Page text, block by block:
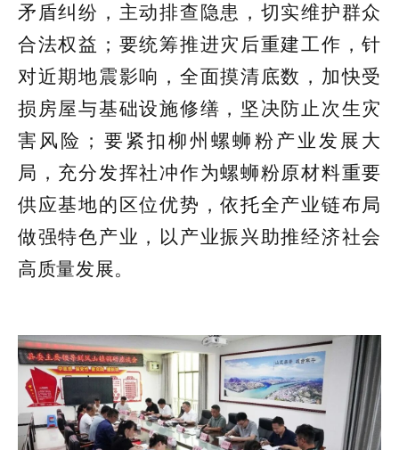
矛盾纠纷，主动排查隐患，切实维护群众
合法权益；要统筹推进灾后重建工作，针
对近期地震影响，全面摸清底数，加快受
损房屋与基础设施修缮，坚决防止次生灾
害风险；要紧扣柳州螺蛳粉产业发展大
局，充分发挥社冲作为螺蛳粉原材料重要
供应基地的区位优势，依托全产业链布局
做强特色产业，以产业振兴助推经济社会
高质量发展。